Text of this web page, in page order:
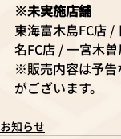
※未実施店舗
東海富木島FC店 /
名FC店 / 一宮木曽
※販売内容は予告
がございます。
お知らせ